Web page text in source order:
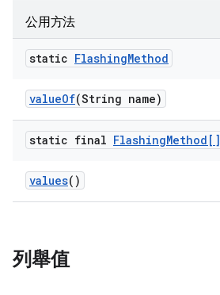
公用方法
static FlashingMethod
valueOf(String name)
static final FlashingMethod[]
values()
列舉值